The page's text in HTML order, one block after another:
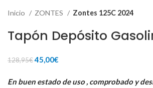
Inicio ZONTES Zontes 125C 2024
Tapón Depósito
128,95€El
original
45,00€
actual
En buen estado de uso , comprobado y